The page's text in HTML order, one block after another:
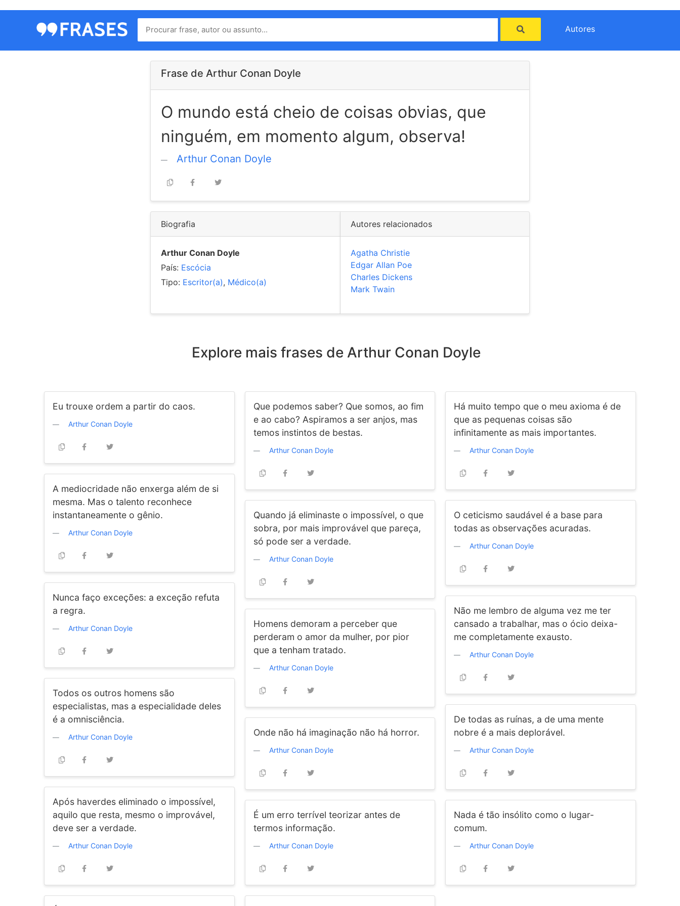
Autores
Menu
Frase de Arthur Conan Doyle
O mundo está cheio de coisas obvias, que
ninguém, em momento algum, observa!
Arthur Conan Doyle
Biografia
Arthur Conan Doyle
País: Escócia
Tipo: Escritor(a), Médico(a)
Autores relacionados
Agatha Christie
Edgar Allan Poe
Charles Dickens
Mark Twain
Explore mais frases de Arthur Conan Doyle
Eu trouxe ordem a partir do caos.
Arthur Conan Doyle
A mediocridade não enxerga além de si
mesma. Mas o talento reconhece
instantaneamente o gênio.
Arthur Conan Doyle
Nunca faço exceções: a exceção refuta
a regra.
Arthur Conan Doyle
Todos os outros homens são
especialistas, mas a especialidade deles
é a omnisciência.
Arthur Conan Doyle
Após haverdes eliminado o impossível,
aquilo que resta, mesmo o improvável,
deve ser a verdade.
Arthur Conan Doyle
Que podemos saber? Que somos, ao fim
e ao cabo? Aspiramos a ser anjos, mas
temos instintos de bestas.
Arthur Conan Doyle
Quando já eliminaste o impossível, o que
sobra, por mais improvável que pareça,
só pode ser a verdade.
Arthur Conan Doyle
Homens demoram a perceber que
perderam o amor da mulher, por pior
que a tenham tratado.
Arthur Conan Doyle
Onde não há imaginação não há horror.
Arthur Conan Doyle
É um erro terrível teorizar antes de
termos informação.
Arthur Conan Doyle
Há muito tempo que o meu axioma é de
que as pequenas coisas são
infinitamente as mais importantes.
Arthur Conan Doyle
O ceticismo saudável é a base para
todas as observações acuradas.
Arthur Conan Doyle
Não me lembro de alguma vez me ter
cansado a trabalhar, mas o ócio deixa-
me completamente exausto.
Arthur Conan Doyle
De todas as ruínas, a de uma mente
nobre é a mais deplorável.
Arthur Conan Doyle
Nada é tão insólito como o lugar-
comum.
Arthur Conan Doyle